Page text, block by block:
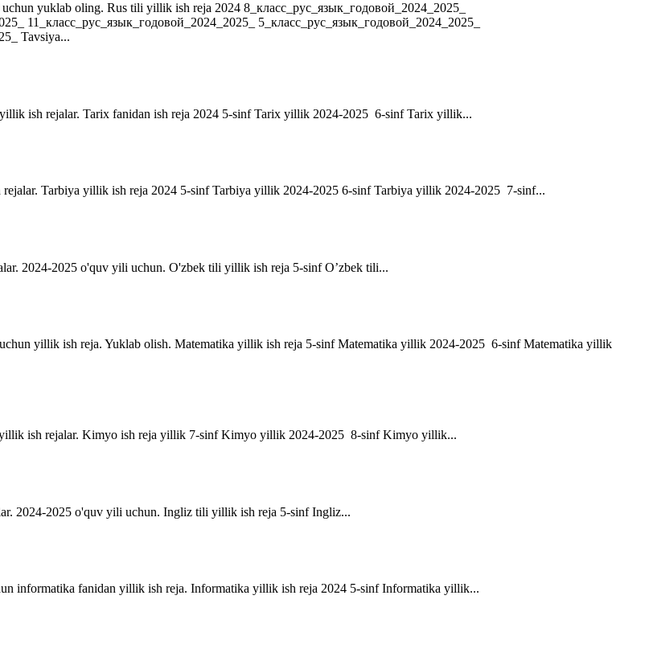
yuklab oling. Rus tili yillik ish reja 2024 8_класс_рус_язык_годовой_2024_2025_
11_класс_рус_язык_годовой_2024_2025_ 5_класс_рус_язык_годовой_2024_2025_
Tavsiya...
ish rejalar. Tarix fanidan ish reja 2024 5-sinf Tarix yillik 2024-2025 6-sinf Tarix yillik...
Tarbiya yillik ish reja 2024 5-sinf Tarbiya yillik 2024-2025 6-sinf Tarbiya yillik 2024-2025 7-sinf...
2024-2025 o'quv yili uchun. O'zbek tili yillik ish reja 5-sinf O’zbek tili...
yillik ish reja. Yuklab olish. Matematika yillik ish reja 5-sinf Matematika yillik 2024-2025 6-sinf Matematika yillik
ish rejalar. Kimyo ish reja yillik 7-sinf Kimyo yillik 2024-2025 8-sinf Kimyo yillik...
2024-2025 o'quv yili uchun. Ingliz tili yillik ish reja 5-sinf Ingliz...
informatika fanidan yillik ish reja. Informatika yillik ish reja 2024 5-sinf Informatika yillik...